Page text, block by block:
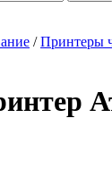
/Принтеры